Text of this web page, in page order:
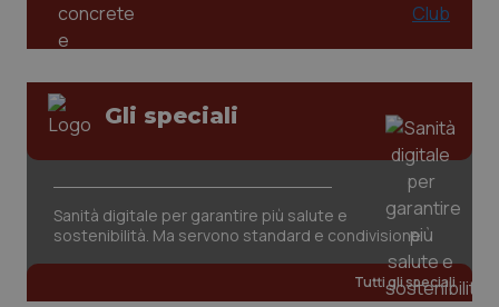
Gli speciali
Sanità digitale per garantire più salute e
sostenibilità. Ma servono standard e condivisione
Tutti gli speciali
CookieScriptConsent
www.quotidianosanita.it